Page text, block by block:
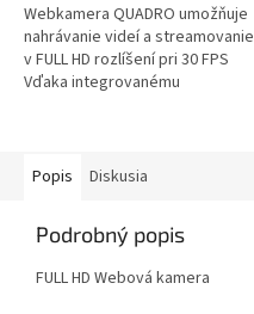
Webkamera QUADRO umožňuje
nahrávanie videí a streamovanie
v FULL HD rozlíšení pri 30 FPS
Vďaka integrovanému
Popis
Diskusia
Podrobný popis
FULL HD Webová kamera